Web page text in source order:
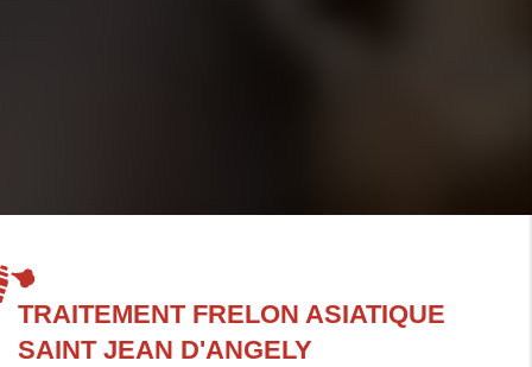
TRAITEMENT FRELON ASIATIQUE
SAINT JEAN D'ANGELY